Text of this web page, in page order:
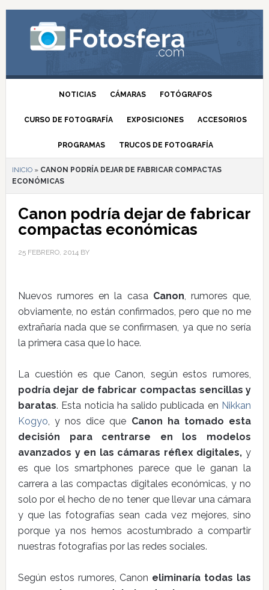
NOTICIAS CÁMARAS FOTÓGRAFOS
CURSO DE FOTOGRAFÍA EXPOSICIONES ACCESORIOS
PROGRAMAS TRUCOS DE FOTOGRAFÍA
INICIO» CANON PODRÍA DEJAR DE FABRICAR COMPACTAS
ECONÓMICAS
Canon podría dejar de fabricar
compactas económicas
25 FEBRERO, 2014BY
Nuevos rumores en la casa Canon, rumores que,
obviamente, no están confirmados, pero que no me
extrañaría nada que se confirmasen, ya que no sería
la primera casa que lo hace.
La cuestión es que Canon, según estos rumores,
podría dejar de fabricar compactas sencillas y
baratas. Esta noticia ha salido publicada en Nikkan
Kogyo, y nos dice que Canon ha tomado esta
decisión para centrarse en los modelos
avanzados y en las cámaras réflex digitales, y
es que los smartphones parece que le ganan la
carrera a las compactas digitales económicas, y no
solo por el hecho de no tener que llevar una cámara
y que las fotografías sean cada vez mejores, sino
porque ya nos hemos acostumbrado a compartir
nuestras fotografías por las redes sociales.
Según estos rumores, Canon eliminaría todas las